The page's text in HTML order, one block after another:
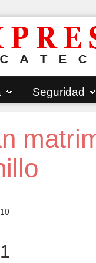
Seguridad